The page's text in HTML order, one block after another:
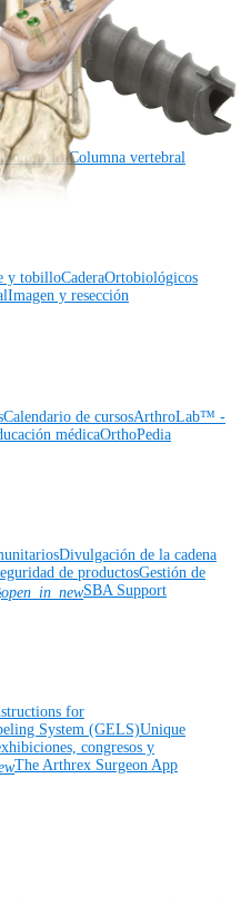
y
Columna vertebral
y tobilloCaderaOrtobiológicos
Imagen y resección
Calendario de cursosArthroLab™ -
médicaOrthoPedia
Divulgación de la cadena
de productosGestión de
open_in_newSBA Support
for
System (GELS)Unique
congresos y
The Arthrex Surgeon App